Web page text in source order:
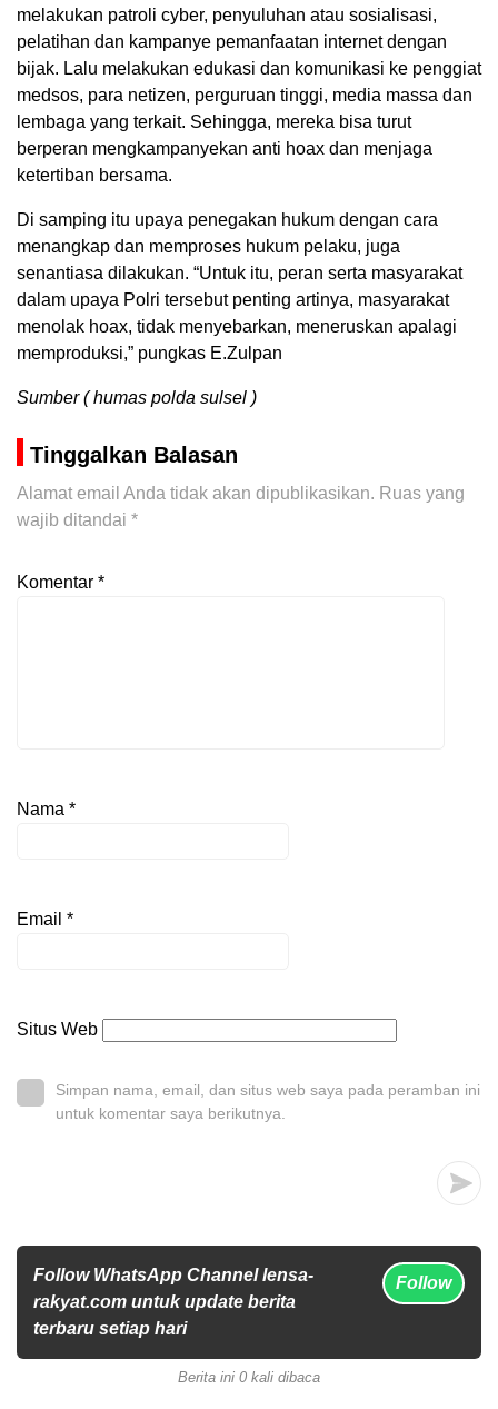
melakukan patroli cyber, penyuluhan atau sosialisasi,
pelatihan dan kampanye pemanfaatan internet dengan
bijak. Lalu melakukan edukasi dan komunikasi ke penggiat
medsos, para netizen, perguruan tinggi, media massa dan
lembaga yang terkait. Sehingga, mereka bisa turut
berperan mengkampanyekan anti hoax dan menjaga
ketertiban bersama.
Di samping itu upaya penegakan hukum dengan cara
menangkap dan memproses hukum pelaku, juga
senantiasa dilakukan. “Untuk itu, peran serta masyarakat
dalam upaya Polri tersebut penting artinya, masyarakat
menolak hoax, tidak menyebarkan, meneruskan apalagi
memproduksi,” pungkas E.Zulpan
Sumber ( humas polda sulsel )
Tinggalkan Balasan
Alamat email Anda tidak akan dipublikasikan. Ruas yang
wajib ditandai *
Komentar *
Nama *
Email *
Situs Web
Simpan nama, email, dan situs web saya pada peramban ini
untuk komentar saya berikutnya.
Follow WhatsApp Channel lensa-
rakyat.com untuk update berita
terbaru setiap hari
Follow
Berita ini 0 kali dibaca